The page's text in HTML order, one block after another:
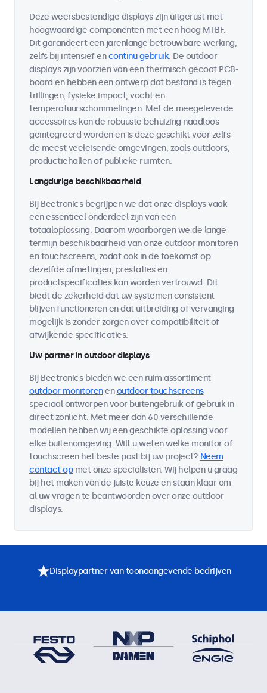
Deze weersbestendige displays zijn uitgerust met
hoogwaardige componenten met een hoog MTBF.
Dit garandeert een jarenlange betrouwbare werking,
zelfs bij intensief encontinu gebruik. De outdoor
displays zijn voorzien van een thermisch gecoat PCB-
board en hebben een ontwerp dat bestand is tegen
trillingen, fysieke impact, vocht en
temperatuurschommelingen. Met de meegeleverde
accessoires kan de robuuste behuizing naadloos
geïntegreerd worden en is deze geschikt voor zelfs
de meest veeleisende omgevingen, zoals outdoors,
productiehallen of publieke ruimten.
Langdurige beschikbaarheid
Bij Beetronics begrijpen we dat onze displays vaak
een essentieel onderdeel zijn van een
totaaloplossing. Daarom waarborgen we de lange
termijn beschikbaarheid van onze outdoor monitoren
en touchscreens, zodat ook in de toekomst op
dezelfde afmetingen, prestaties en
productspecificaties kan worden vertrouwd. Dit
biedt de zekerheid dat uw systemen consistent
blijven functioneren en dat uitbreiding of vervanging
mogelijk is zonder zorgen over compatibiliteit of
afwijkende specificaties.
Uw partner in outdoor displays
Bij Beetronics bieden we een ruim assortiment
outdoor monitorenenoutdoor touchscreens
speciaal ontworpen voor buitengebruik of gebruik in
direct zonlicht. Met meer dan 60 verschillende
modellen hebben wij een geschikte oplossing voor
elke buitenomgeving. Wilt u weten welke monitor of
touchscreen het beste past bij uw project? Neem
contact opmet onze specialisten. Wij helpen u graag
bij het maken van de juiste keuze en staan klaar om
al uw vragen te beantwoorden over onze outdoor
displays.
Displaypartner van toonaangevende bedrijven